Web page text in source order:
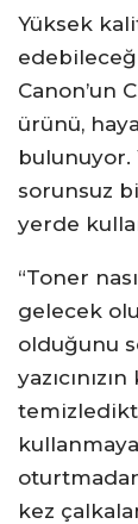
Yüksek
Canon’un
ürünü,
bulunuyor.
sorunsuz
yerde
“Toner
gelecek
olduğunu
kez